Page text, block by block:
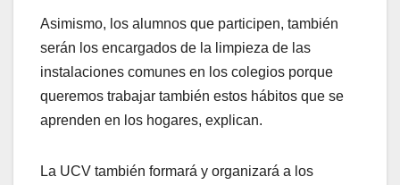
Asimismo, los alumnos que participen, también
serán los encargados de la limpieza de las
instalaciones comunes en los colegios porque
queremos trabajar también estos hábitos que se
aprenden en los hogares, explican.
La UCV también formará y organizará a los